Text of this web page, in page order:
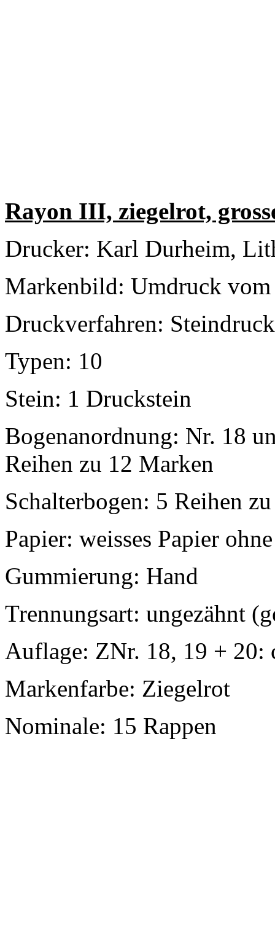
Rayon III, ziegelrot,
Drucker: Karl Durheim,
Markenbild: Umdruck
Druckverfahren: Steindruck
Typen: 10
Stein: 1 Druckstein
Bogenanordnung: Nr. 18
Reihen zu 12 Marken
Schalterbogen: 5 Reihen
Papier: weisses Papier
Gummierung: Hand
Trennungsart: ungezähnt
Auflage: ZNr. 18, 19 + 20:
Markenfarbe: Ziegelrot
Nominale: 15 Rappen